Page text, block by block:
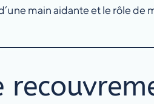
main aidante et le rôle